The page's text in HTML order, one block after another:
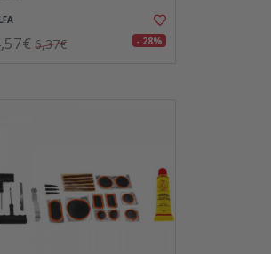
6,37€ - 28%